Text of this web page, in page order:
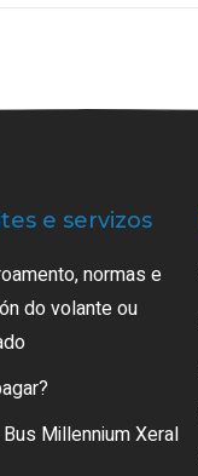
e servizos
normas e
do volante ou
Millennium Xeral